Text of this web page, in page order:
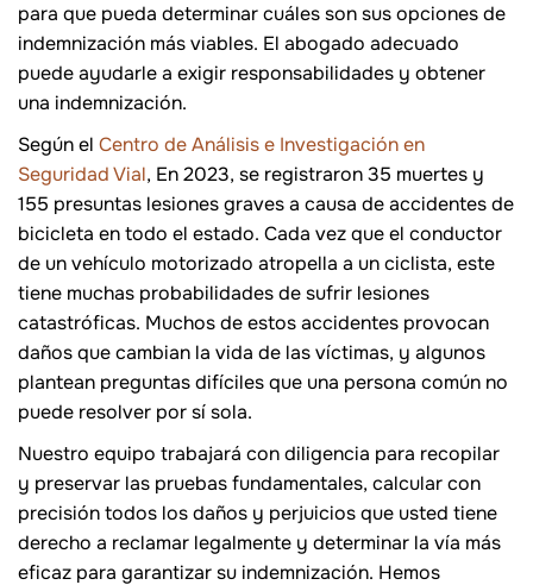
para que pueda determinar cuáles son sus opciones de
indemnización más viables. El abogado adecuado
puede ayudarle a exigir responsabilidades y obtener
una indemnización.
Según el Centro de Análisis e Investigación en
Seguridad Vial, En 2023, se registraron 35 muertes y
155 presuntas lesiones graves a causa de accidentes de
bicicleta en todo el estado. Cada vez que el conductor
de un vehículo motorizado atropella a un ciclista, este
tiene muchas probabilidades de sufrir lesiones
catastróficas. Muchos de estos accidentes provocan
daños que cambian la vida de las víctimas, y algunos
plantean preguntas difíciles que una persona común no
puede resolver por sí sola.
Nuestro equipo trabajará con diligencia para recopilar
y preservar las pruebas fundamentales, calcular con
precisión todos los daños y perjuicios que usted tiene
derecho a reclamar legalmente y determinar la vía más
eficaz para garantizar su indemnización. Hemos